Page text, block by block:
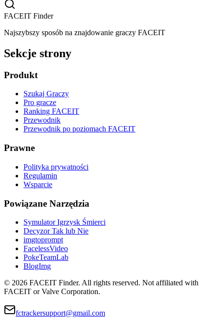
FACEIT Finder
Najszybszy sposób na znajdowanie graczy FACEIT
Sekcje strony
Produkt
Szukaj Graczy
Pro gracze
Ranking FACEIT
Przewodnik
Przewodnik po poziomach FACEIT
Prawne
Polityka prywatności
Regulamin
Wsparcie
Powiązane Narzędzia
Symulator Igrzysk Śmierci
Decyzor Tak lub Nie
imgtoprompt
FacelessVideo
PokeTeamLab
BlogImg
© 2026 FACEIT Finder. All rights reserved. Not affiliated with
FACEIT or Valve Corporation.
fctrackersupport@gmail.com